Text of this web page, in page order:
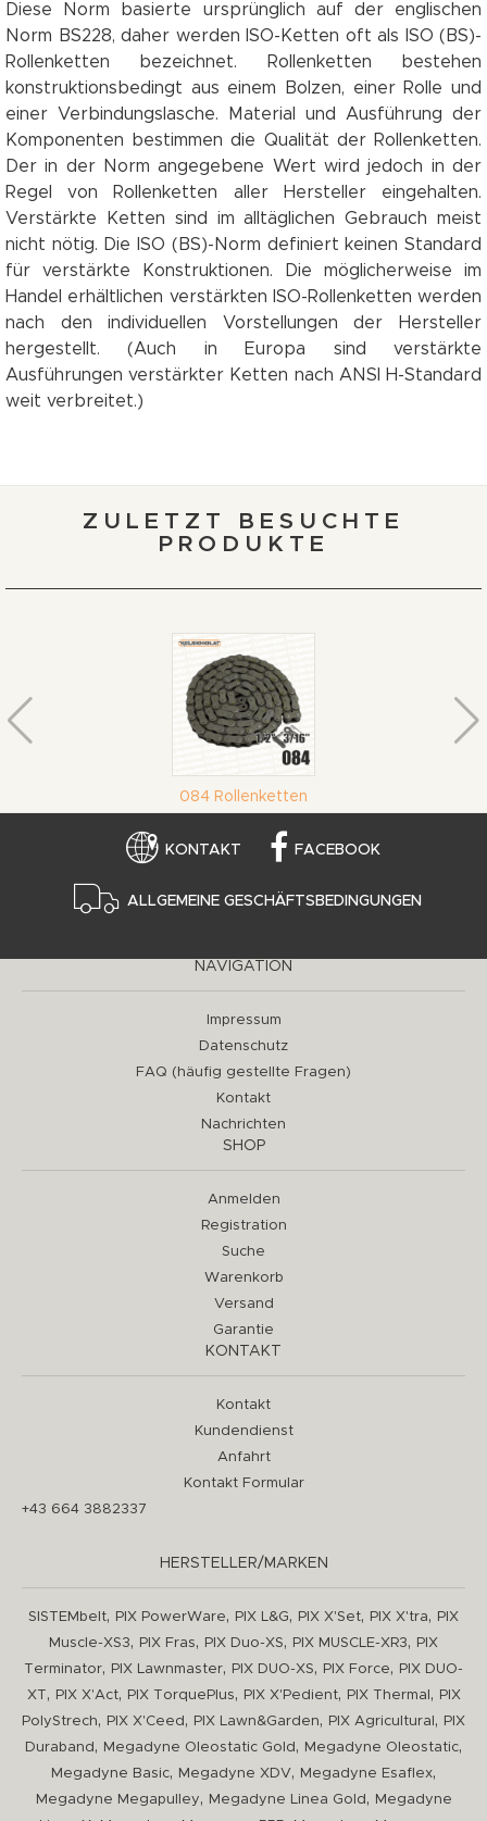
Diese Norm basierte ursprünglich auf der englischen
Norm BS228, daher werden ISO-Ketten oft als ISO (BS)-
Rollenketten bezeichnet. Rollenketten bestehen
konstruktionsbedingt aus einem Bolzen, einer Rolle und
einer Verbindungslasche. Material und Ausführung der
Komponenten bestimmen die Qualität der Rollenketten.
Der in der Norm angegebene Wert wird jedoch in der
Regel von Rollenketten aller Hersteller eingehalten.
Verstärkte Ketten sind im alltäglichen Gebrauch meist
nicht nötig. Die ISO (BS)-Norm definiert keinen Standard
für verstärkte Konstruktionen. Die möglicherweise im
Handel erhältlichen verstärkten ISO-Rollenketten werden
nach den individuellen Vorstellungen der Hersteller
hergestellt. (Auch in Europa sind verstärkte
Ausführungen verstärkter Ketten nach ANSI H-Standard
weit verbreitet.)
ZULETZT BESUCHTE
PRODUKTE
084 Rollenketten
KONTAKT FACEBOOK
ALLGEMEINE GESCHÄFTSBEDINGUNGEN
NAVIGATION
Impressum
Datenschutz
FAQ (häufig gestellte Fragen)
Kontakt
Nachrichten
SHOP
Anmelden
Registration
Suche
Warenkorb
Versand
Garantie
KONTAKT
Kontakt
Kundendienst
Anfahrt
Kontakt Formular
+43 664 3882337
HERSTELLER/MARKEN
SISTEMbelt, PIX PowerWare, PIX L&G, PIX X'Set, PIX X'tra,
PIX
Muscle-XS3, PIX Fras, PIX Duo-XS, PIX MUSCLE-XR3,
PIX
Terminator, PIX Lawnmaster, PIX DUO-XS, PIX Force,
PIX DUO-
XT
, PIX X'Act, PIX TorquePlus, PIX X'Pedient, PIX Thermal ,
PIX
PolyStrech, PIX X'Ceed , PIX Lawn&Garden, PIX Agricultural ,
PIX
Duraband , Megadyne Oleostatic Gold , Megadyne Oleostatic,
Megadyne Basic, Megadyne XDV, Megadyne Esaflex,
Megadyne Megapulley, Megadyne Linea Gold ,
Megadyne